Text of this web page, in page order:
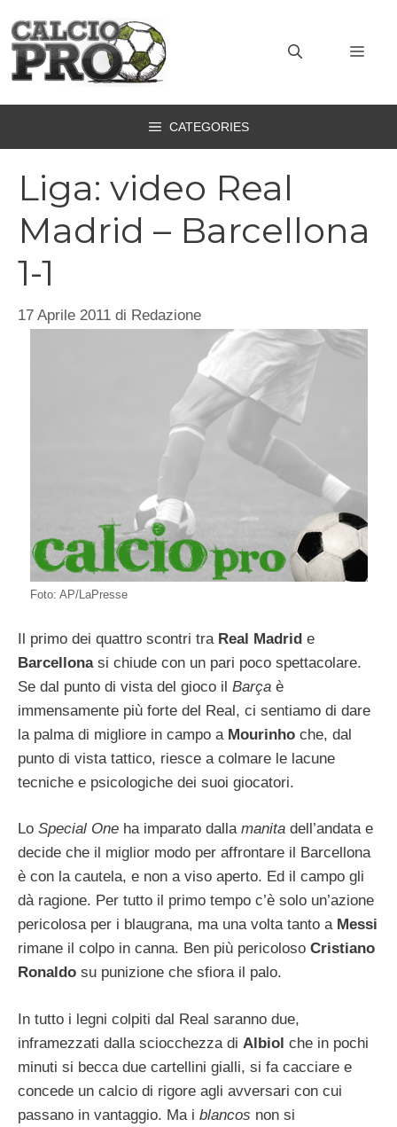
contenuto
CATEGORIES
Liga: video Real
Madrid – Barcellona
1-1
17 Aprile 2011 di Redazione
Foto: AP/LaPresse
Il primo dei quattro scontri tra Real Madrid e
Barcellona si chiude con un pari poco spettacolare.
Se dal punto di vista del gioco il Barça è
immensamente più forte del Real, ci sentiamo di dare
la palma di migliore in campo a Mourinho che, dal
punto di vista tattico, riesce a colmare le lacune
tecniche e psicologiche dei suoi giocatori.
Lo Special One ha imparato dalla manita dell’andata e
decide che il miglior modo per affrontare il Barcellona
è con la cautela, e non a viso aperto. Ed il campo gli
dà ragione. Per tutto il primo tempo c’è solo un’azione
pericolosa per i blaugrana, ma una volta tanto a Messi
rimane il colpo in canna. Ben più pericoloso Cristiano
Ronaldo su punizione che sfiora il palo.
In tutto i legni colpiti dal Real saranno due,
inframezzati dalla sciocchezza di Albiol che in pochi
minuti si becca due cartellini gialli, si fa cacciare e
concede un calcio di rigore agli avversari con cui
passano in vantaggio. Ma i blancos non si